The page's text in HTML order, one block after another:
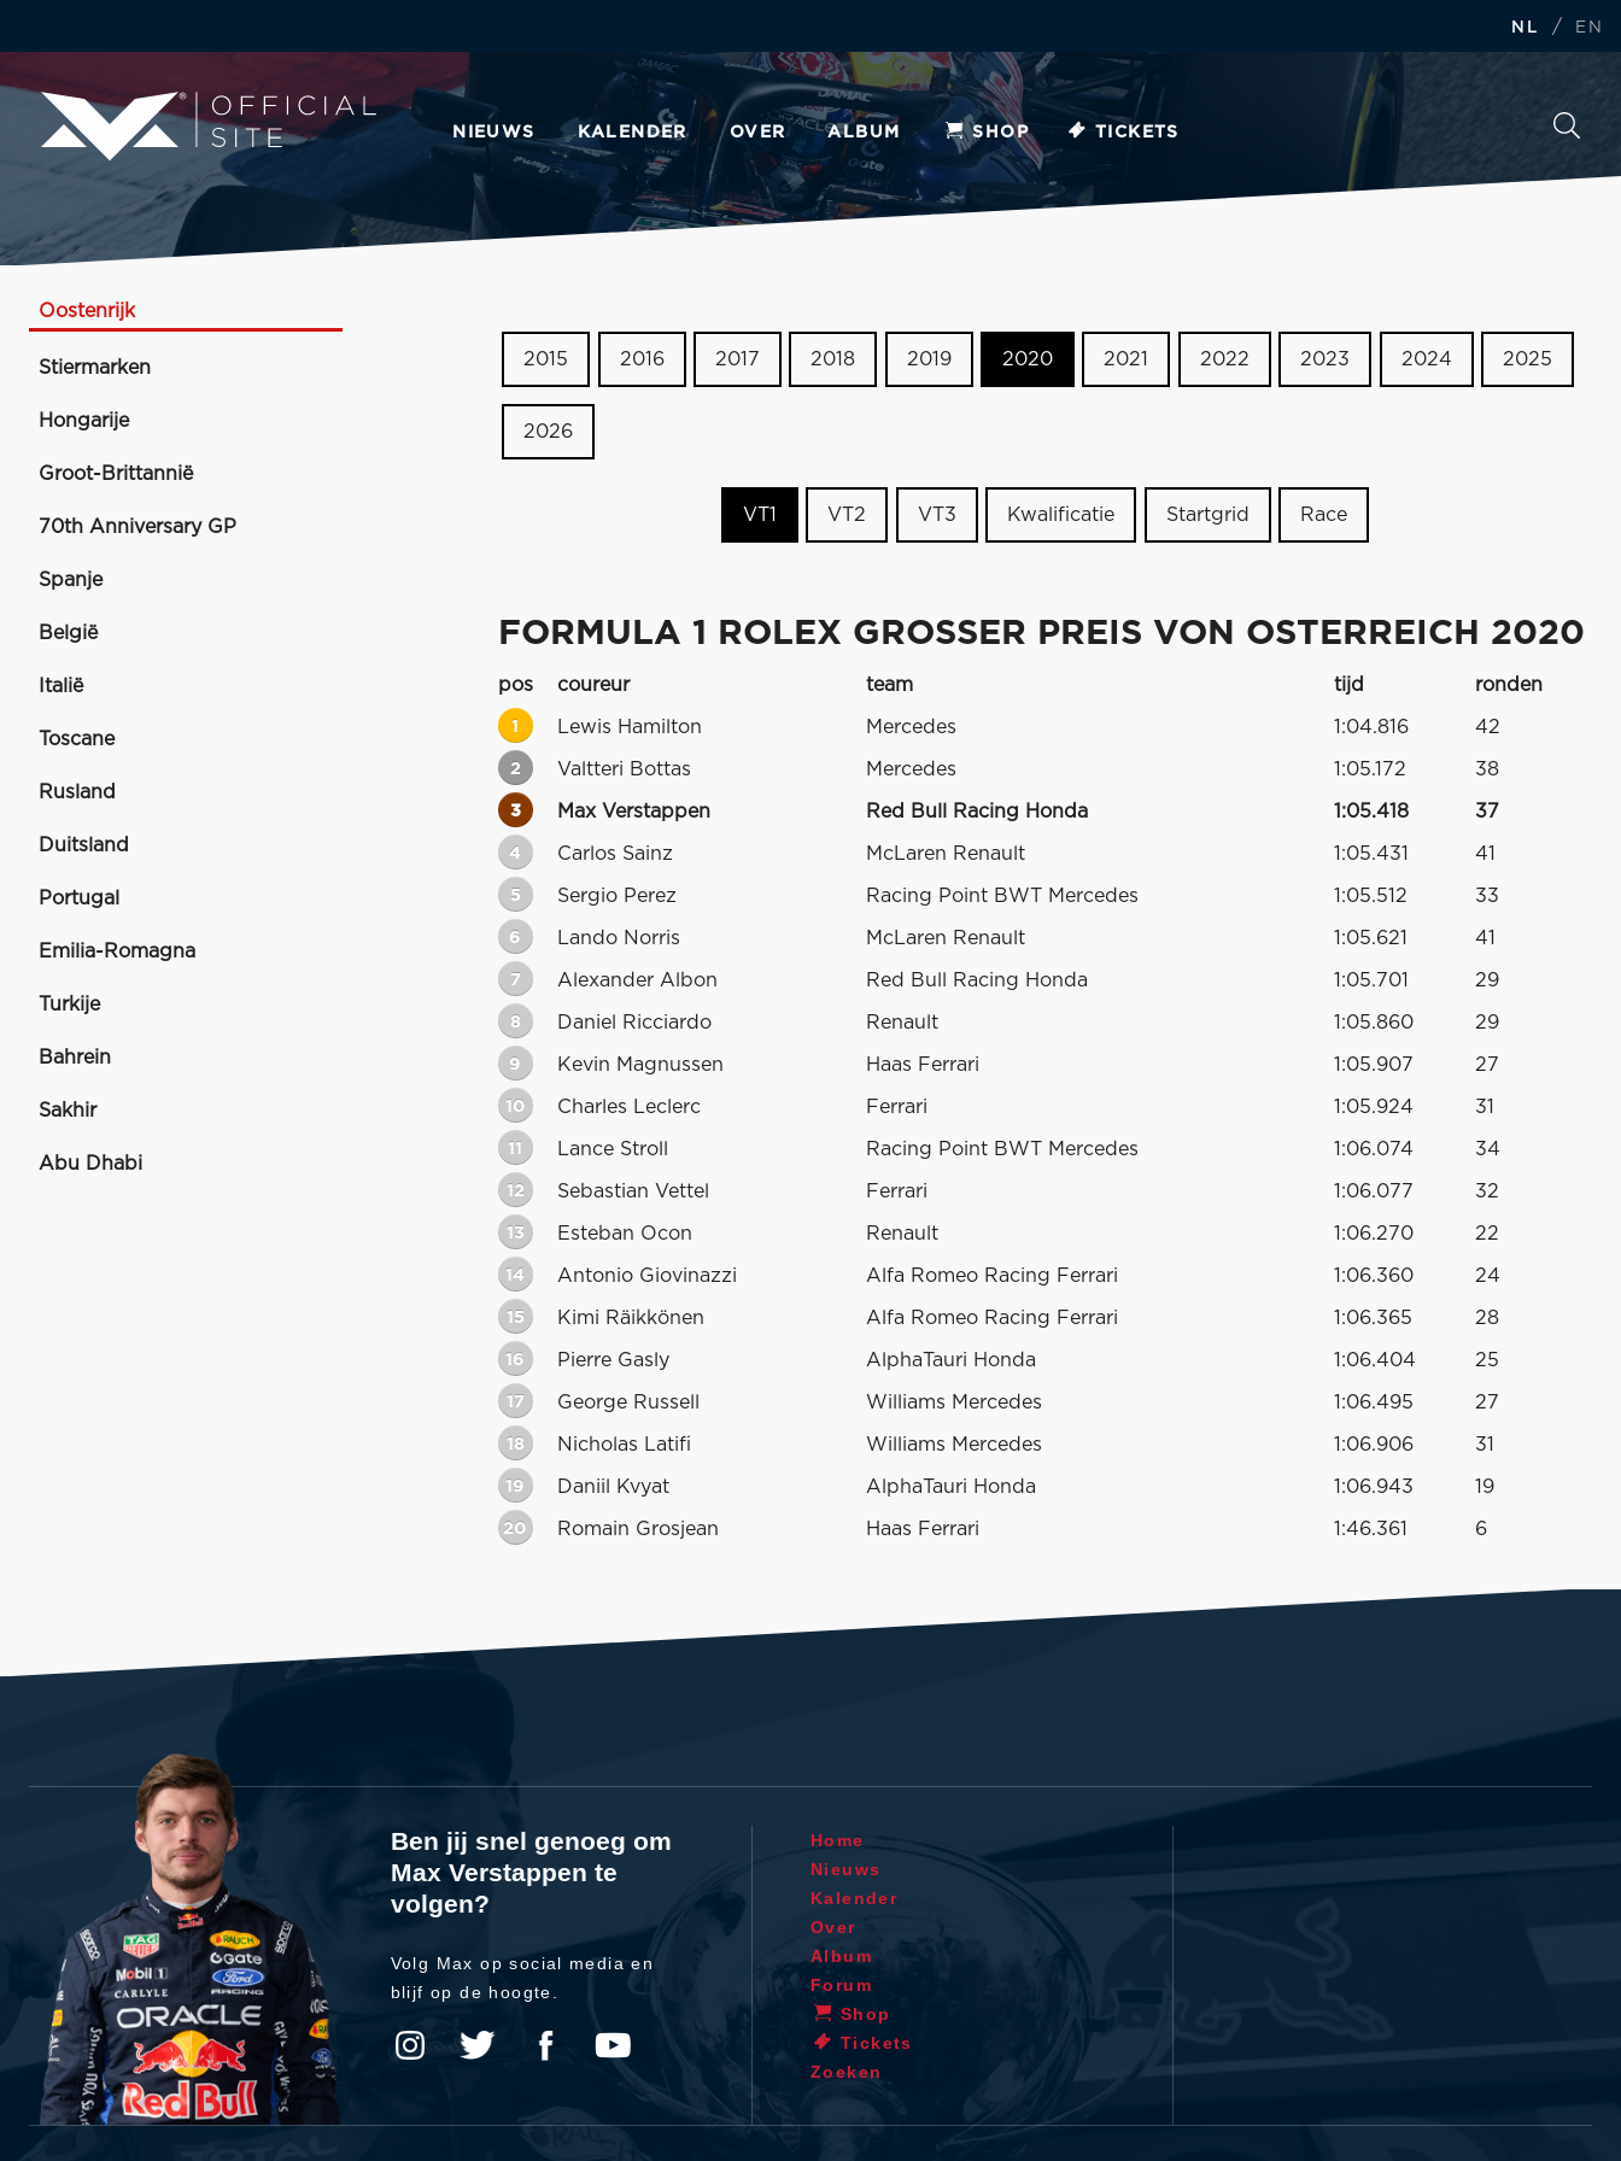
NL / EN
NIEUWS KALENDER OVER ALBUM SHOP TICKETS
Oostenrijk
Stiermarken
Hongarije
Groot-Brittannië
70th Anniversary GP
Spanje
België
Italië
Toscane
Rusland
Duitsland
Portugal
Emilia-Romagna
Turkije
Bahrein
Sakhir
Abu Dhabi
2015 2016 2017 2018 2019 2020 2021 2022 2023 2024 2025
2026
VT1 VT2 VT3 Kwalificatie Startgrid Race
FORMULA 1 ROLEX GROSSER PREIS VON OSTERREICH 2020
pos coureur team tijd ronden
1 Lewis Hamilton Mercedes 1:04.816 42
2 Valtteri Bottas Mercedes 1:05.172 38
3 Max Verstappen Red Bull Racing Honda 1:05.418 37
4 Carlos Sainz McLaren Renault 1:05.431 41
5 Sergio Perez Racing Point BWT Mercedes 1:05.512 33
6 Lando Norris McLaren Renault 1:05.621 41
7 Alexander Albon Red Bull Racing Honda 1:05.701 29
8 Daniel Ricciardo Renault 1:05.860 29
9 Kevin Magnussen Haas Ferrari 1:05.907 27
10 Charles Leclerc Ferrari 1:05.924 31
11 Lance Stroll Racing Point BWT Mercedes 1:06.074 34
12 Sebastian Vettel Ferrari 1:06.077 32
13 Esteban Ocon Renault 1:06.270 22
14 Antonio Giovinazzi Alfa Romeo Racing Ferrari 1:06.360 24
15 Kimi Räikkönen Alfa Romeo Racing Ferrari 1:06.365 28
16 Pierre Gasly AlphaTauri Honda 1:06.404 25
17 George Russell Williams Mercedes 1:06.495 27
18 Nicholas Latifi Williams Mercedes 1:06.906 31
19 Daniil Kvyat AlphaTauri Honda 1:06.943 19
20 Romain Grosjean Haas Ferrari 1:46.361 6
Ben jij snel genoeg om
Max Verstappen te
volgen?
Volg Max op social media en
blijf op de hoogte.
Home
Nieuws
Kalender
Over
Album
Forum
Shop
Tickets
Zoeken